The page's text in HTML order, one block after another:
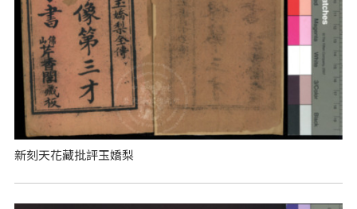
新刻天花藏批評玉嬌梨